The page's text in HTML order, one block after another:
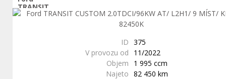
ID 375
V provozu od
11/2022
Objem
1 995 ccm
Najeto 82 450 km